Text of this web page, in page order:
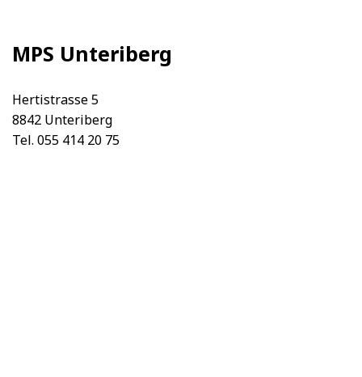
MPS Unteriberg
Hertistrasse 5
8842 Unteriberg
Tel. 055 414 20 75